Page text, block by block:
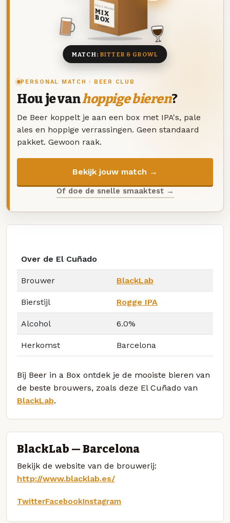
PERSONAL MATCH · BEER CLUB
Hou je vanhoppige bieren?
De Beer koppelt je aan een box met IPA's, pale
ales en hoppige verrassingen. Geen standaard
pakket. Gewoon raak.
Bekijk jouw match →
Of doe de snelle smaaktest →
DEZE MAAND
MIX
BOX
8 BIEREN
MATCH: BITTER & GROWL
Over de El Cuñado
Brouwer BlackLab
Bierstijl Rogge IPA
Alcohol 6.0%
Herkomst Barcelona
Bij Beer in a Box ontdek je de mooiste bieren van
de beste brouwers, zoals deze El Cuñado van
BlackLab.
BlackLab — Barcelona
Bekijk de website van de brouwerij:
http://www.blacklab.es/
TwitterFacebookInstagram